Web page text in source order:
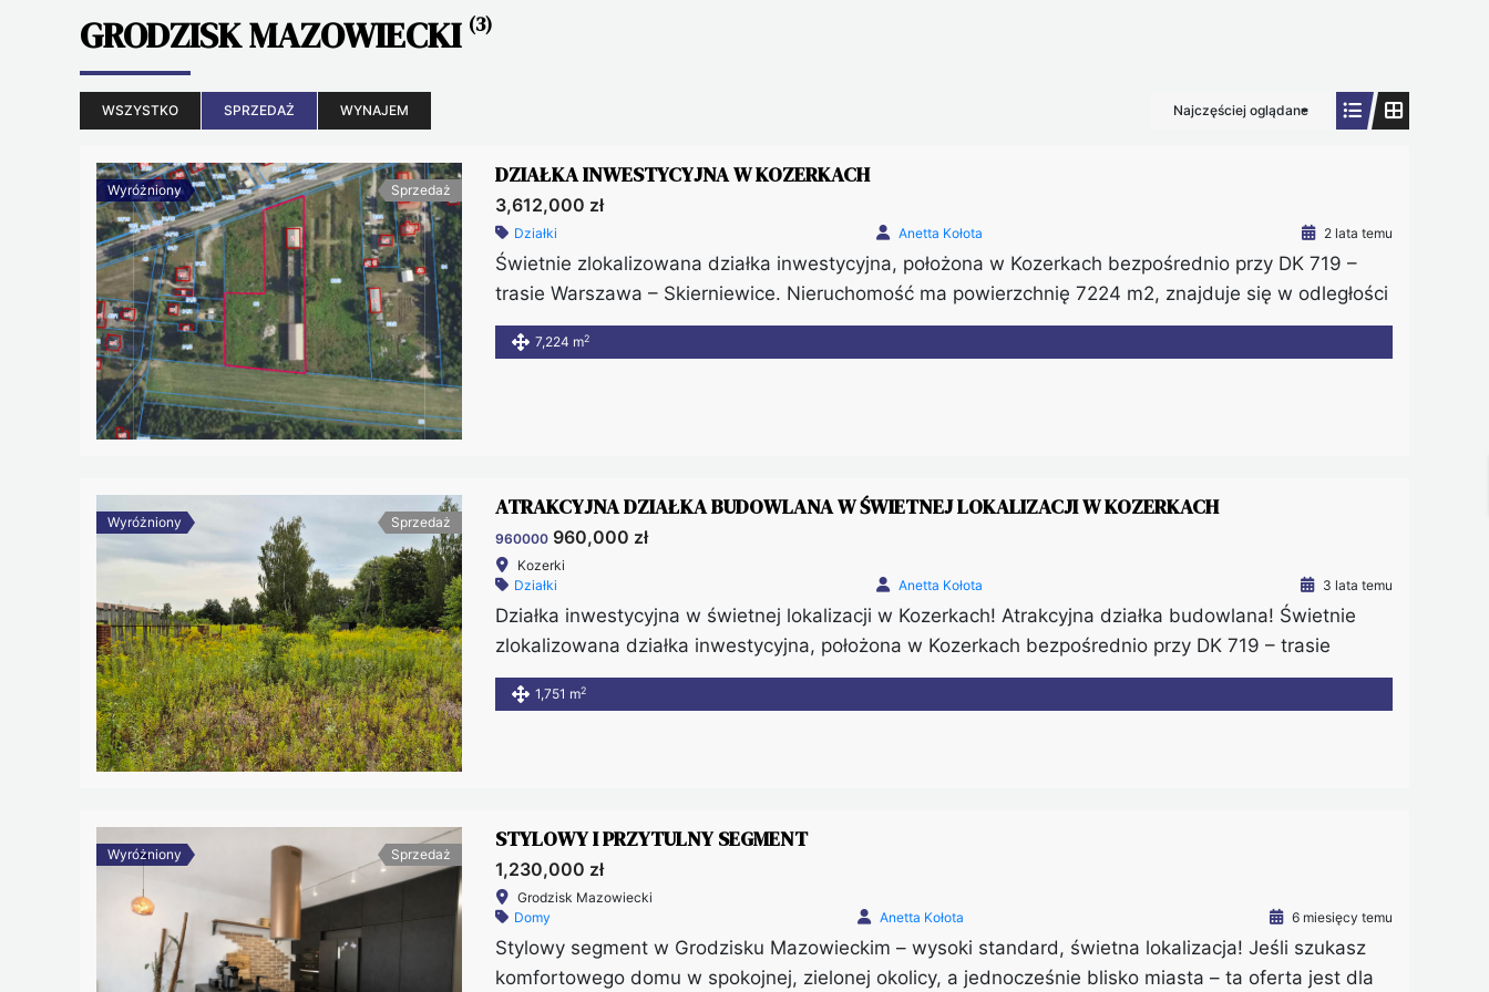
GRODZISK MAZOWIECKI (3)
WSZYSTKO SPRZEDAŻ WYNAJEM Najczęściej oglądane
Wyróżniony Sprzedaż
DZIAŁKA INWESTYCYJNA W KOZERKACH
3,612,000 zł
Działki Anetta Kołota 2 lata temu
Świetnie zlokalizowana działka inwestycyjna, położona w Kozerkach bezpośrednio przy DK 719 –
trasie Warszawa – Skierniewice. Nieruchomość ma powierzchnię 7224 m2, znajduje się w odległości
850m od obwodnicy Grodziska Mazowieckiego. W okolicy powstała duża galeria handlowa, są
domy mieszkalne oraz obiekty usługowo – magazynowe. W głównej drodze: prąd, gaz, telefon. Na
7,224 m2
Wyróżniony Sprzedaż
ATRAKCYJNA DZIAŁKA BUDOWLANA W ŚWIETNEJ LOKALIZACJI W KOZERKACH
960000 960,000 zł
Kozerki
Działki
Anetta Kołota 3 lata temu
Działka inwestycyjna w świetnej lokalizacji w Kozerkach! Atrakcyjna działka budowlana! Świetnie
zlokalizowana działka inwestycyjna, położona w Kozerkach bezpośrednio przy DK 719 – trasie
Warszawa – Skierniewice. – Nieruchomość ma powierzchnię 1751 m2; – znajduje się w odległości
850m od obwodnicy Grodziska Mazowieckiego. – W okolicy powstała duża galeria handlowa, są
1,751 m2
Wyróżniony Sprzedaż
STYLOWY I PRZYTULNY SEGMENT
1,230,000 zł
Grodzisk Mazowiecki
Domy
Anetta Kołota 6 miesięcy temu
Stylowy segment w Grodzisku Mazowieckim – wysoki standard, świetna lokalizacja! Jeśli szukasz
komfortowego domu w spokojnej, zielonej okolicy, a jednocześnie blisko miasta – ta oferta jest dla